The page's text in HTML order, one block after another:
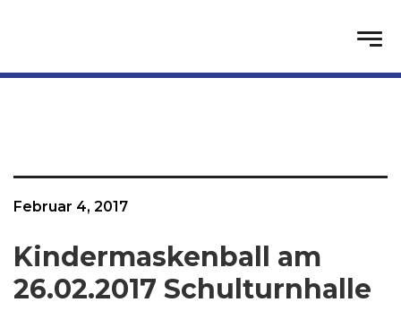
Februar 4, 2017
Kindermaskenball am
26.02.2017 Schulturnhalle